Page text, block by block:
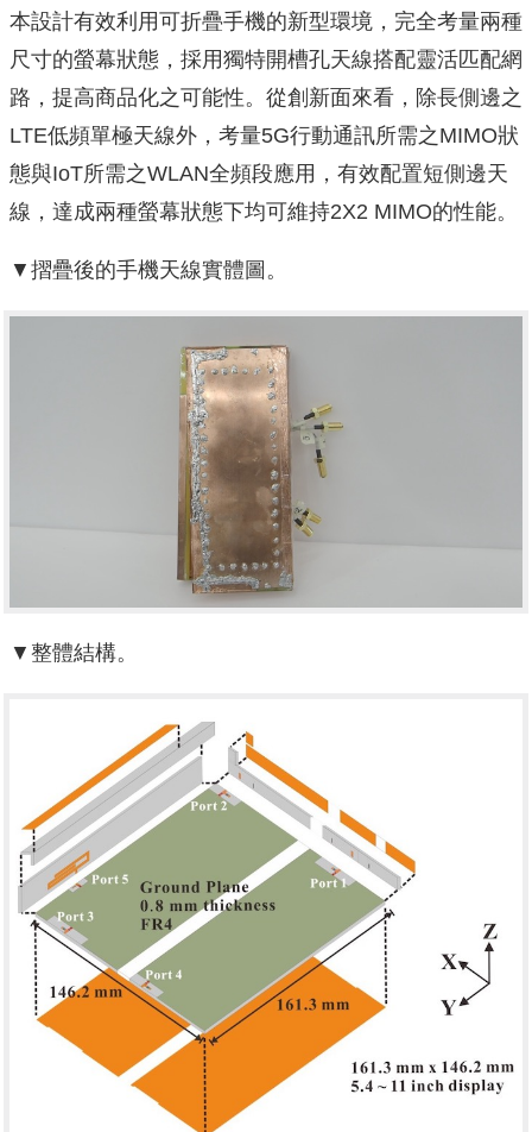
本設計有效利用可折疊手機的新型環境，完全考量兩種
尺寸的螢幕狀態，採用獨特開槽孔天線搭配靈活匹配網
路，提高商品化之可能性。從創新面來看，除長側邊之
LTE低頻單極天線外，考量5G行動通訊所需之MIMO狀
態與IoT所需之WLAN全頻段應用，有效配置短側邊天
線，達成兩種螢幕狀態下均可維持2X2 MIMO的性能。
▼摺疊後的手機天線實體圖。
▼整體結構。